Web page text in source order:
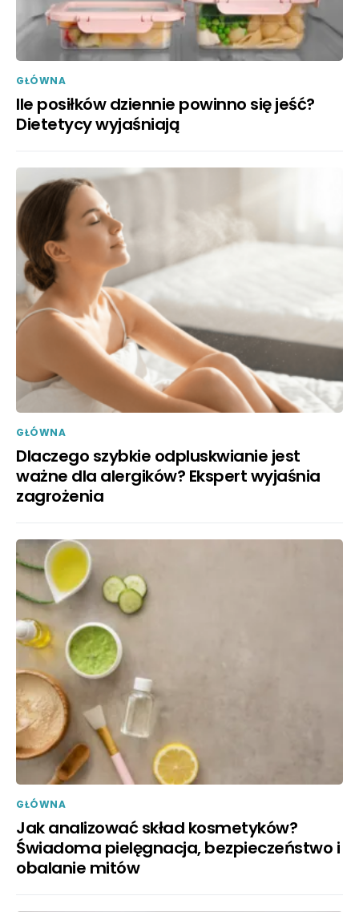
GŁÓWNA
Ile posiłków dziennie powinno się jeść?
Dietetycy wyjaśniają
GŁÓWNA
Dlaczego szybkie odpluskwianie jest
ważne dla alergików? Ekspert wyjaśnia
zagrożenia
GŁÓWNA
Jak analizować skład kosmetyków?
Świadoma pielęgnacja, bezpieczeństwo i
obalanie mitów